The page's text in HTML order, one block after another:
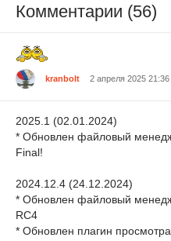
Комментарии (56)
kranbolt 2 апреля 2025 21:36
2025.1 (02.01.2024)
* Обновлен файловый
Final!
2024.12.4 (24.12.2024)
* Обновлен файловый
RC4
* Обновлен плагин